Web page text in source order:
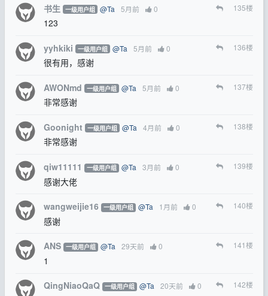
书生 一级用户组 @Ta 5月前 0 135楼
123
yyhkiki 一级用户组 @Ta 5月前 0 136楼
很有用，感谢
AWONmd 一级用户组 @Ta 5月前 0 137楼
非常感谢
Goonight 一级用户组 @Ta 4月前 0 138楼
非常感谢
qiw11111 一级用户组 @Ta 3月前 0 139楼
感谢大佬
wangweijie16 一级用户组 @Ta 1月前 0 140楼
感谢
ANS 一级用户组 @Ta 29天前 0 141楼
1
QingNiaoQaQ 一级用户组 @Ta 20天前 0 142楼